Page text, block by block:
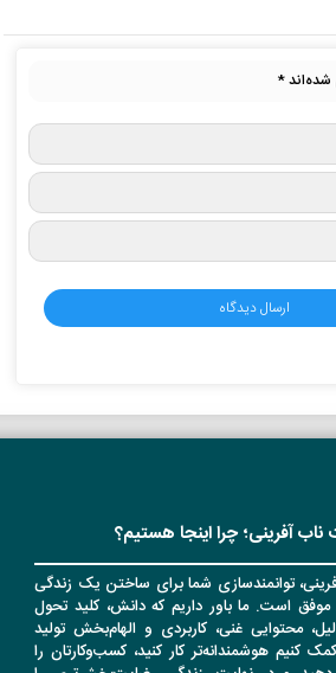
شده‌اند*
ناب آفرینی؛ چرا اینجا هستیم؟
توانمندسازی شما برای ساختن یک زندگی
است. ما باور داریم که دانش، کلید تحول
محتوایی غنی، کاربردی و الهام‌بخش تولید
کنیم هوشمندانه‌تر کار کنید، کسب‌وکارتان را